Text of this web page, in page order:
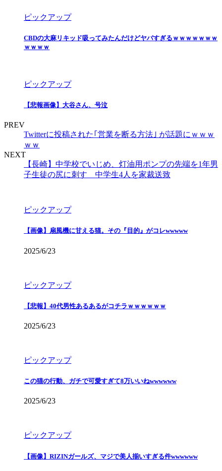
ピックアップ
CBDの大麻リキッド吸ってみたんだけどヤバすぎるｗｗｗｗｗｗｗ
ｗｗｗｗ
ピックアップ
【悲報画像】大谷さん、号泣
PREV
Twitterに投稿された｢営業を断る方法｣ が話題にｗｗｗ
ｗｗ
NEXT
【長崎】中学校でいじめ、灯油用ポンプの先端を1年男
子生徒の尻に刺す 中学生4人を家裁送致
ピックアップ
【画像】扇風機に甘える猫。その『目的』がコレwwwww
2025/6/23
ピックアップ
【悲報】40代男性あるあるがコチラｗｗｗｗｗｗ
2025/6/23
ピックアップ
この猫の行動、ガチで可愛すぎて8万いいねwwwwww
2025/6/23
ピックアップ
【画像】RIZINガールズ、マジで美人揃いすぎる件wwwwww